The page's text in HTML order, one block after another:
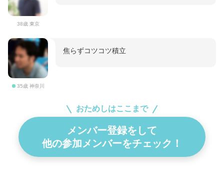
38歳 東京
35歳 神奈川
焦らずコツコツ積立
おためしはここまで
メンバー登録をして
他の参加メンバーをチェック！